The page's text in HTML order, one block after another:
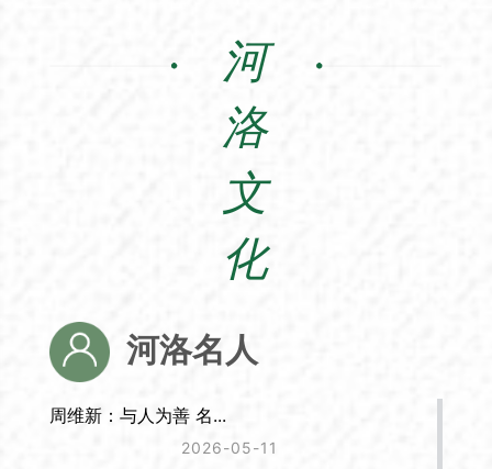
河
洛
文
化
河洛名人
周维新：与人为善 名...
2026-05-11